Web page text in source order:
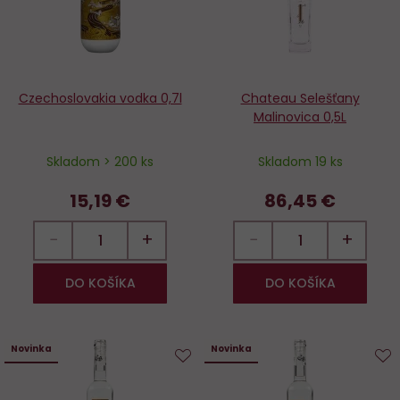
Czechoslovakia vodka 0,7l
Skladom > 200 ks
15,19 €
− +
DO KOŠÍKA
Chateau Selešťany
Malinovica 0,5L
Skladom 19 ks
86,45 €
− +
DO KOŠÍKA
Novinka Novinka